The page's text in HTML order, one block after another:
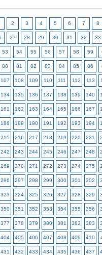
2 3 4 5 6 7 8
27 28 29 30 31 32 33
53 54 55 56 57 58 59
80 81 82 83 84 85 86
107 108 109 110 111 112 113
134 135 136 137 138 139 140
161 162 163 164 165 166 167
188 189 190 191 192 193 194
215 216 217 218 219 220 221
242 243 244 245 246 247 248
269 270 271 272 273 274 275
296 297 298 299 300 301 302
323 324 325 326 327 328 329
350 351 352 353 354 355 356
377 378 379 380 381 382 383
404 405 406 407 408 409 410
431 432 433 434 435 436 437